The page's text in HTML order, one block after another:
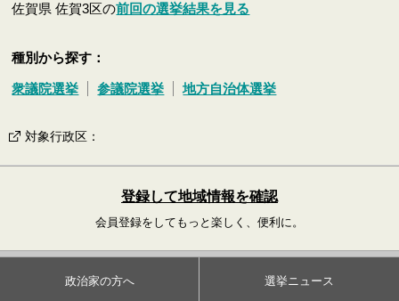
佐賀県 佐賀3区の前回の選挙結果を見る
種別から探す：
衆議院選挙 参議院選挙 地方自治体選挙
対象行政区 ：
登録して地域情報を確認
会員登録をしてもっと楽しく、便利に。
政治家の方へ 選挙ニュース